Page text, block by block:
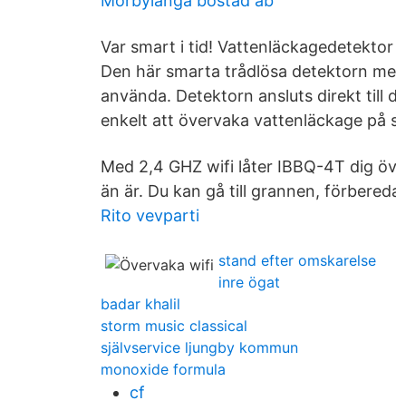
Var smart i tid!
Den här smarta trådlösa detektorn
använda. Detektorn ansluts direkt till
enkelt att övervaka vattenläckage på
Med 2,4 GHZ wifi låter IBBQ-4T dig
än är. Du kan gå till grannen,
Rito vevparti
stand efter omskarelse
inre ögat
badar khalil
storm music classical
självservice ljungby kommun
monoxide formula
cf